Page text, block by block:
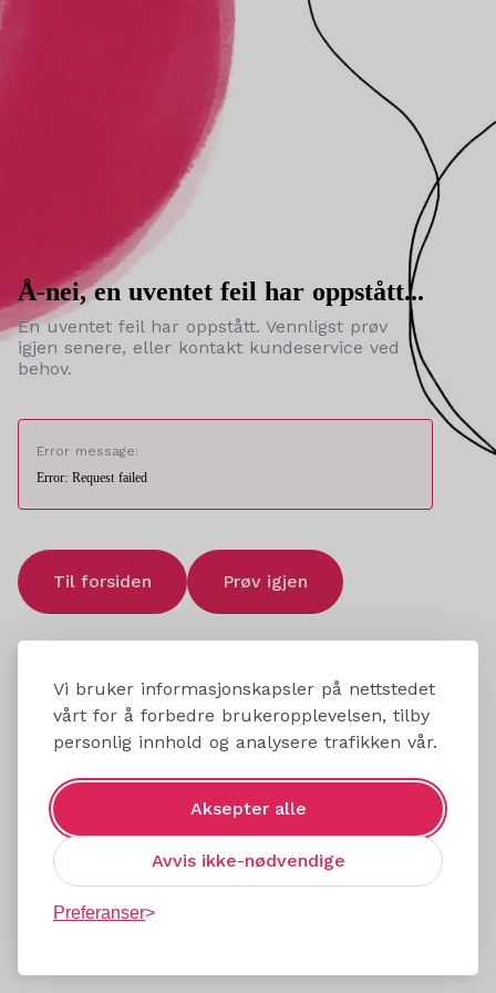
Vi bruker informasjonskapsler på nettstedet
vårt for å forbedre brukeropplevelsen, tilby
personlig innhold og analysere trafikken vår.
Aksepter alle
Avvis ikke-nødvendige
Preferanser
Å-nei, en uventet feil har oppstått...
En uventet feil har oppstått. Vennligst prøv
igjen senere, eller kontakt kundeservice ved
behov.
Error message:
Error: Request failed
Til forsiden Prøv igjen